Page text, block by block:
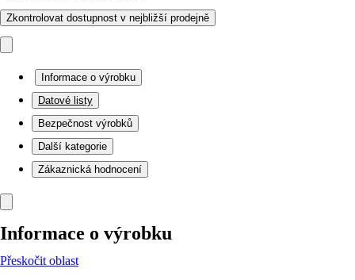
Zkontrolovat dostupnost v nejbližší prodejně
Informace o výrobku
Datové listy
Bezpečnost výrobků
Další kategorie
Zákaznická hodnocení
Informace o výrobku
Přeskočit oblast